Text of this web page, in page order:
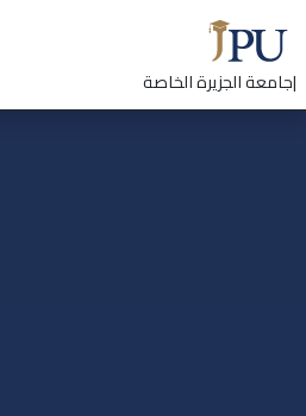
|جامعة الجزيرة الخاصة